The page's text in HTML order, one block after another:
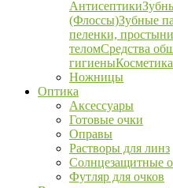
Антисептики
(Флоссы)Зубные
пеленки, простыни
теломСредства
гигиеныКосметика
Ножницы
Оптика
Аксессуары
Готовые очки
Оправы
Растворы для линз
Солнцезащитные
Футляр для очков